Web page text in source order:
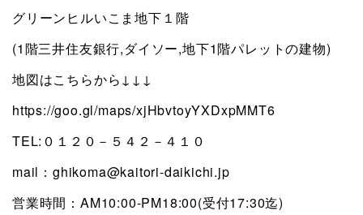
グリーンヒルいこま地下１階
(1階三井住友銀行,ダイソー,地下1階パレットの建物)
地図はこちらから↓↓↓
https://goo.gl/maps/xjHbvtoyYXDxpMMT6
TEL:０１２０－５４２－４１０
mail：ghikoma@kaitori-daikichi.jp
営業時間：AM10:00-PM18:00(受付17:30迄)